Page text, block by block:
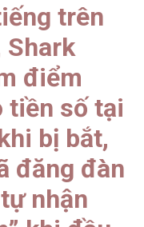
trên
Shark
điểm
tiền số tại
bị bắt,
đăng đàn
nhận